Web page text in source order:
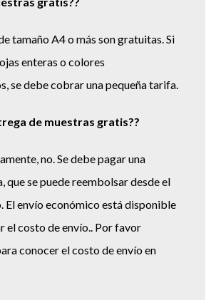
gratis??
tamaño A4 o más son gratuitas. Si
enteras o colores
se debe cobrar una pequeña tarifa.
de muestras gratis??
no. Se debe pagar una
que se puede reembolsar desde el
El envío económico está disponible
el costo de envío.. Por favor
conocer el costo de envío en